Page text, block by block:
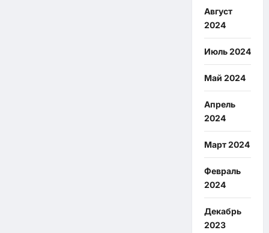
Август
2024
Июль 2024
Май 2024
Апрель
2024
Март 2024
Февраль
2024
Декабрь
2023